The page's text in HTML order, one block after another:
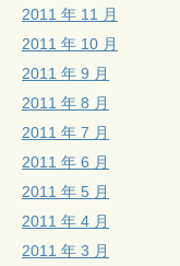
2011 年 11 月
2011 年 10 月
2011 年 9 月
2011 年 8 月
2011 年 7 月
2011 年 6 月
2011 年 5 月
2011 年 4 月
2011 年 3 月